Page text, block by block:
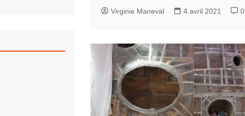
Virginie Maneval 4 avril 2021 0